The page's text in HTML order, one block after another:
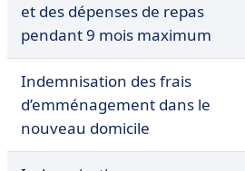
et des dépenses de repas
pendant 9 mois maximum
Indemnisation des frais
d’emménagement dans le
nouveau domicile